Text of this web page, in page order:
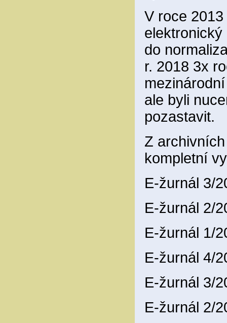
V roce
do
r. 2018 3x
ale byli
pozastavit.
Z
kompletní
E-žurnál 3/
E-žurnál 2/
E-žurnál 1/
E-žurnál 4/
E-žurnál 3/
E-žurnál 2/